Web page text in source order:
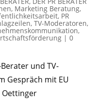
, Marketing Beratung,
, PR
, TV-Moderatoren,
,
| 0